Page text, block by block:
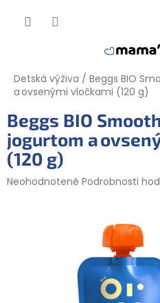
Detská výživa / Beggs BIO
a ovsenými vločkami (120 g)
Beggs BIO
jogurtom a
(120 g)
Priemerné
Neohodnotené Podrobnosti